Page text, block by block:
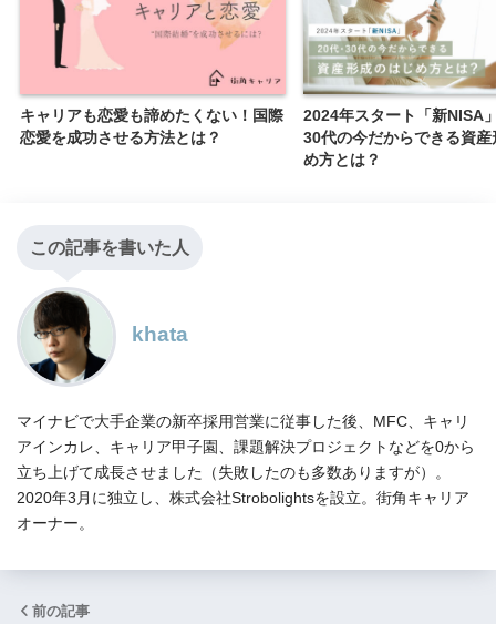
キャリアも恋愛も諦めたくない！国際
恋愛を成功させる方法とは？
2024年スタート「新NISA
30代の今だからできる資産
め方とは？
この記事を書いた人
khata
マイナビで大手企業の新卒採用営業に従事した後、MFC、キャリ
アインカレ、キャリア甲子園、課題解決プロジェクトなどを0から
立ち上げて成長させました（失敗したのも多数ありますが）。
2020年3月に独立し、株式会社Strobolightsを設立。街角キャリア
オーナー。
前の記事